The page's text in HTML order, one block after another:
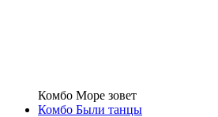
Комбо Море зовет
Комбо Были танцы